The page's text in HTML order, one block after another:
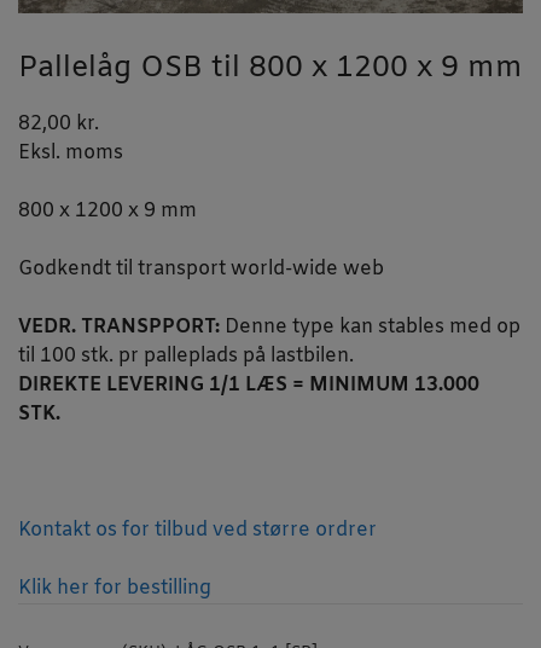
Pallelåg OSB til 800 x 1200 x 9 mm
82,00 kr.
Eksl. moms
800 x 1200 x 9 mm
Godkendt til transport world-wide web
VEDR. TRANSPPORT: Denne type kan stables med op
til 100 stk. pr palleplads på lastbilen.
DIREKTE LEVERING 1/1 LÆS = MINIMUM 13.000
STK.
Kontakt os for tilbud ved større ordrer
Klik her for bestilling